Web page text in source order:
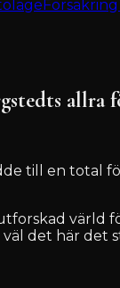
Försäkring
allra
till en total
värld
det här det